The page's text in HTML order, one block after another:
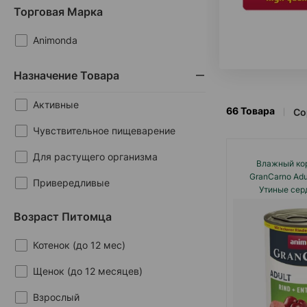
Торговая Марка
Animonda
Назначение Товара
Активные
Чувствительное пищеварение
Для растущего организма
Привередливые
Возраст Питомца
Котенок (до 12 мес)
Щенок (до 12 месяцев)
Взрослый
66Товара
Влажный
GranCarno
Утиные